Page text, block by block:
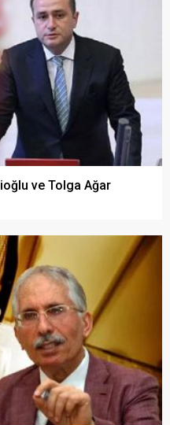
ve Tolga Ağar